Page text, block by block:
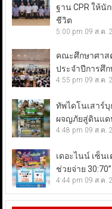
ฐาน CPR ให้นั
ชีวิต
5:00 pm 09 ส.ค.
คณะศึกษาศาส
ประจำปีการศึก
4:55 pm 09 ส.ค.
ทัพไดโนเสาร์บุ
ผจญภัยสู่ดินแด
4:48 pm 09 ส.ค.
เดอะไนน์ เซ็น
ช่วยจ่าย 30:70”
4:44 pm 09 ส.ค.